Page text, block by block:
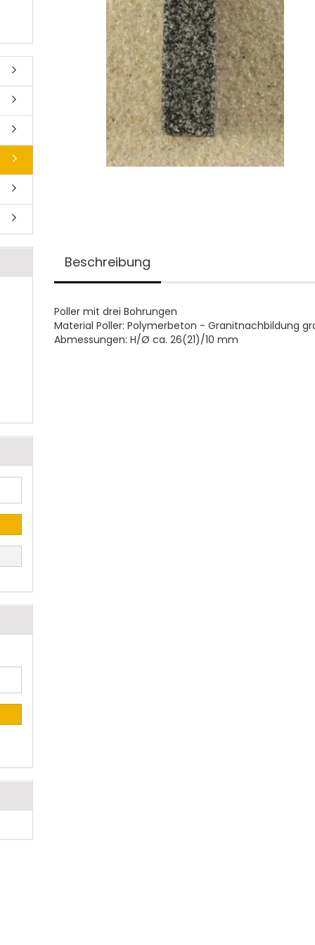
Beschreibung
Poller mit drei Bohrungen
Material Poller: Polymerbeton - Granitnachbildung
Abmessungen: H/Ø ca. 26(21)/10 mm